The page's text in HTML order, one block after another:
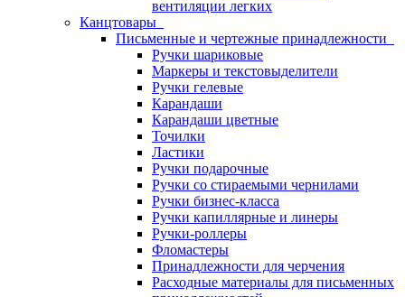
вентиляции легких
Канцтовары
Письменные и чертежные принадлежности
Ручки шариковые
Маркеры и текстовыделители
Ручки гелевые
Карандаши
Карандаши цветные
Точилки
Ластики
Ручки подарочные
Ручки со стираемыми чернилами
Ручки бизнес-класса
Ручки капиллярные и линеры
Ручки-роллеры
Фломастеры
Принадлежности для черчения
Расходные материалы для письменных